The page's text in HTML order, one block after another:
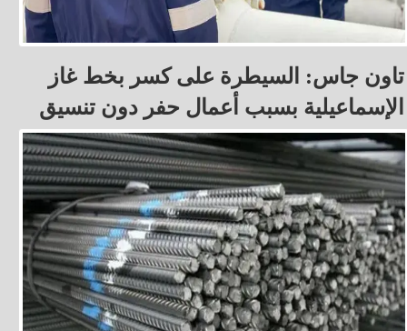
تاون جاس: السيطرة على كسر بخط غاز
الإسماعيلية بسبب أعمال حفر دون تنسيق